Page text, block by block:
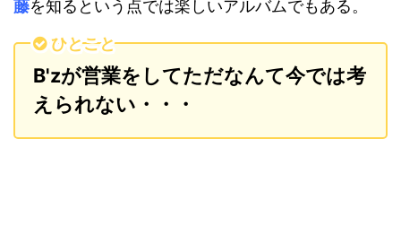
藤を知るという点では楽しいアルバムでもある。
ひとこと
B'zが営業をしてただなんて今では考
えられない・・・